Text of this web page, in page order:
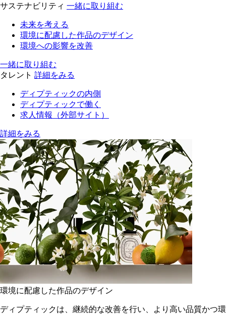
サステナビリティ 一緒に取り組む
未来を考える
環境に配慮した作品のデザイン
環境への影響を改善
一緒に取り組む
タレント 詳細をみる
ディプティックの内側
ディプティックで働く
求人情報（外部サイト）
詳細をみる
環境に配慮した作品のデザイン
ディプティックは、継続的な改善を行い、より高い品質かつ環